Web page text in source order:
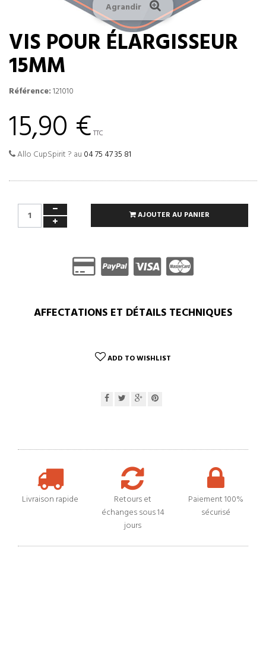
Agrandir
VIS POUR ÉLARGISSEUR
15MM
Référence:121010
15,90 € TTC
Allo CupSpirit ? au 04 75 47 35 81
AJOUTER AU PANIER
AFFECTATIONS ET DÉTAILS TECHNIQUES
ADD TO WISHLIST
Livraison rapide
Retours et
échanges sous 14
jours
Paiement 100%
sécurisé